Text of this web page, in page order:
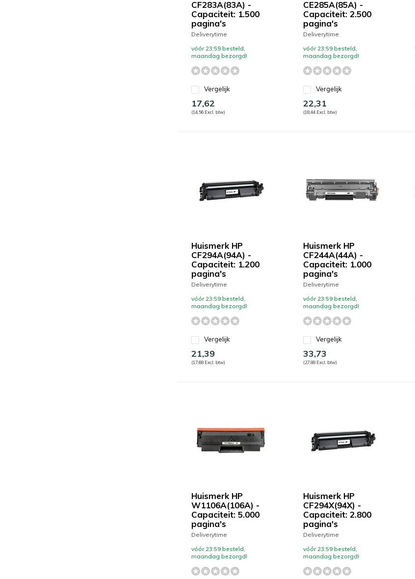
CF283A(83A) -
Capaciteit: 1.500
pagina's
Deliverytime
vóór 23:59 besteld,
maandag bezorgd!
Vergelijk
17,62
(14,56 Excl. btw)
CE285A(85A) -
Capaciteit: 2.500
pagina's
Deliverytime
vóór 23:59 besteld,
maandag bezorgd!
Vergelijk
22,31
(18,44 Excl. btw)
Huismerk HP
CF294A(94A) -
Capaciteit: 1.200
pagina's
Deliverytime
vóór 23:59 besteld,
maandag bezorgd!
Vergelijk
21,39
(17,68 Excl. btw)
Huismerk HP
CF244A(44A) -
Capaciteit: 1.000
pagina's
Deliverytime
vóór 23:59 besteld,
maandag bezorgd!
Vergelijk
33,73
(27,88 Excl. btw)
Huismerk HP
W1106A(106A) -
Capaciteit: 5.000
pagina's
Deliverytime
vóór 23:59 besteld,
maandag bezorgd!
Huismerk HP
CF294X(94X) -
Capaciteit: 2.800
pagina's
Deliverytime
vóór 23:59 besteld,
maandag bezorgd!